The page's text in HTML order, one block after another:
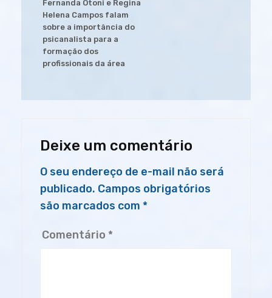
Fernanda Otoni e Regina
Helena Campos falam
sobre a importância do
psicanalista para a
formação dos
profissionais da área
Deixe um comentário
O seu endereço de e-mail não será
publicado. Campos obrigatórios
são marcados com *
Comentário *